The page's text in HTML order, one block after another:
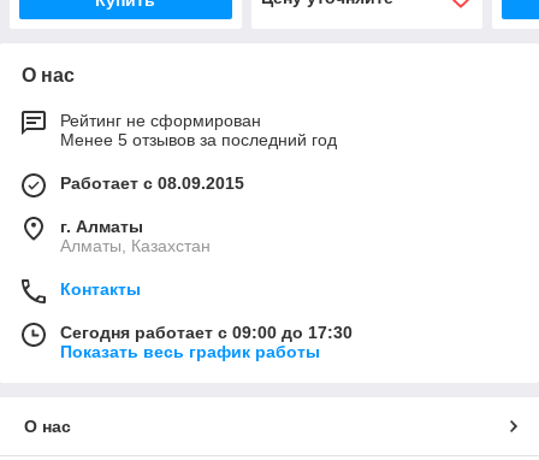
О нас
Рейтинг не сформирован
Менее 5 отзывов за последний год
Работает с 08.09.2015
г. Алматы
Алматы, Казахстан
Контакты
Сегодня работает с 09:00 до 17:30
Показать весь график работы
О нас